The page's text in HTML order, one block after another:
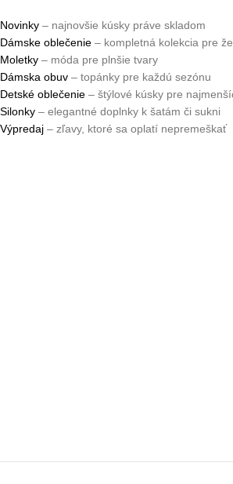
Novinky – najnovšie kúsky práve skladom
Dámske oblečenie – kompletná kolekcia pre
Moletky – móda pre plnšie tvary
Dámska obuv – topánky pre každú sezónu
Detské oblečenie – štýlové kúsky pre
Silonky – elegantné doplnky k šatám či sukni
Výpredaj – zľavy, ktoré sa oplatí nepremeškať